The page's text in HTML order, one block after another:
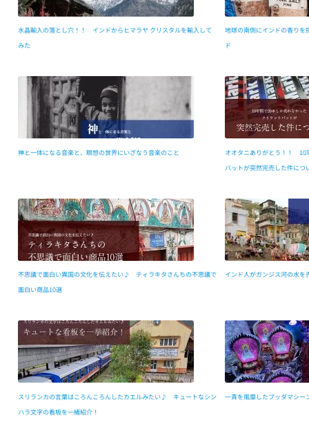
水晶輸入の落とし穴！！ インドからヒマラヤ クリスタルを輸入して
みた
地球の南側にインドの香りを探しにいく – ニュージ
ド
神と一体になる音楽と、瞑想の世界にいざなう音楽のこと
オオタニありがとう！！ 10
バットが突然完売した件につ
不思議で面白い異国の文化を伝えたい♪ ティラキタさんちの不思議で
面白い商品10選
インド人がガンジス河の水を
スリランカの言葉はころんころんしたカエルみたい♪ キュートなシン
ハラ文字の看板を一緒紹介！
一斉を風靡したブッダマシー